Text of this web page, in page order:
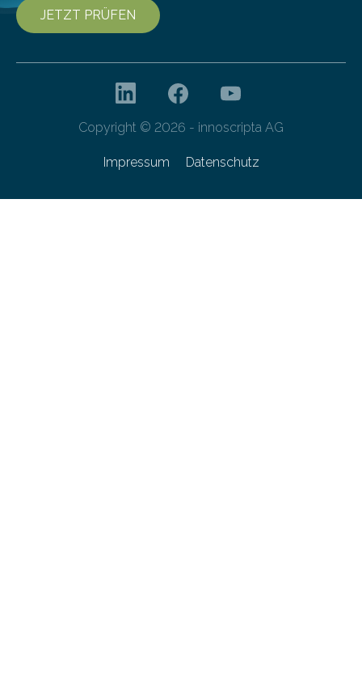
JETZT PRÜFEN
Copyright © 2026 - innoscripta AG
Impressum Datenschutz